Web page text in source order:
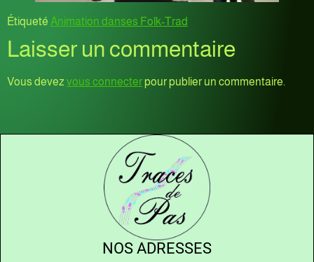
Étiqueté Animation danses Folk-Trad
Laisser un commentaire
Vous devez vous connecterpour publier un commentaire.
NOS ADRESSES